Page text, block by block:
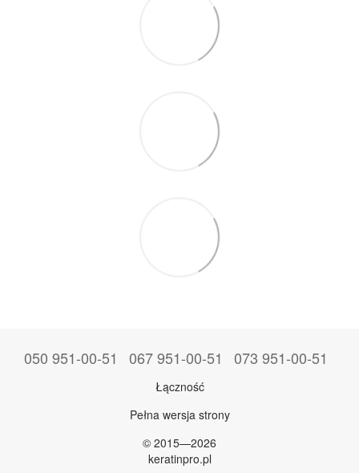
050 951-00-51 067 951-00-51 073 951-00-51
Łączność
Pełna wersja strony
© 2015—2026
keratinpro.pl